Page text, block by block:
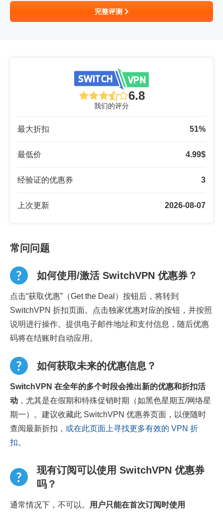
完整评测
6.8
我们的评分
最大折扣 51%
最低价 4.99$
经验证的优惠券 3
上次更新 2026-08-07
常问问题
如何使用/激活 SwitchVPN 优惠券？
点击“获取优惠”（Get the Deal）按钮后，将转到
SwitchVPN 折扣页面。点击独家优惠对应的按钮，并按照
说明进行操作。提供电子邮件地址和支付信息，随后优惠
码将在结账时自动应用。
如何获取未来的优惠信息？
SwitchVPN 在全年的多个时段会推出新的优惠和折扣活
动 ，尤其是在假期和特殊促销时期（如黑色星期五/网络星
期一）。建议收藏此 SwitchVPN 优惠券页面，以便随时
查阅最新折扣， 或在此页面上寻找更多有效的 VPN 折
扣。
现有订阅可以使用 SwitchVPN 优惠券
吗？
通常情况下，不可以。
用户只能在首次订阅时使用